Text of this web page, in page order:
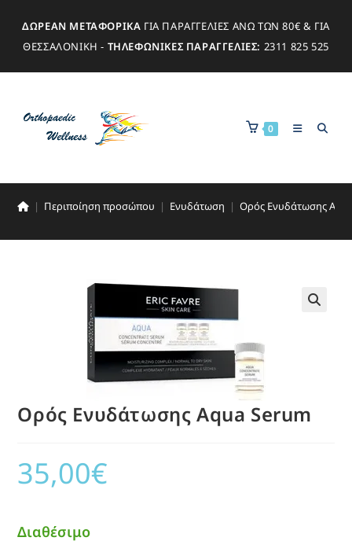
ΔΩΡΕΑΝ ΜΕΤΑΦΟΡΙΚΑ ΓΙΑ ΠΑΡΑΓΓΕΛΙΕΣ ΑΝΩ ΤΩΝ 80€ & ΓΙΑ
ΘΕΣΣΑΛΟΝΙΚΗ - ΤΗΛΕΦΩΝΙΚΕΣ ΠΑΡΑΓΓΕΛΙΕΣ: 2311 825 525
0
| Περιποίηση προσώπου | Ενυδάτωση | Ορός Ενυδάτωσης
Ορός Ενυδάτωσης Αqua Serum
35,00€
Διαθέσιμο